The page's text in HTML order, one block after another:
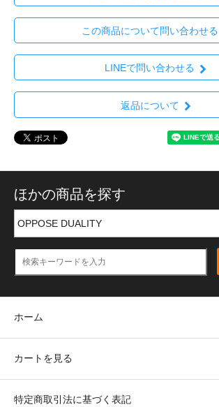
この商品について問い合わせる
LINEで問い合わせる
返品について
ほかの商品を探す
ホーム
カートを見る
特定商取引法に基づく表記